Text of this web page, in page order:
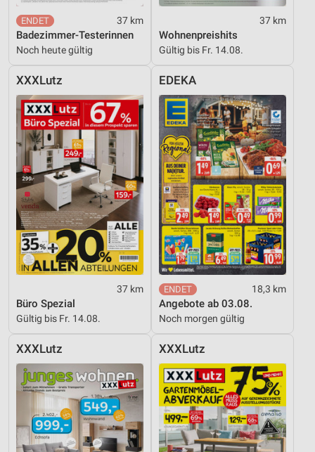
37 km
Badezimmer-Testerinnen
Noch heute gültig
37 km
Wohnenpreishits
Gültig bis Fr. 14.08.
XXXLutz
37 km
Büro Spezial
Gültig bis Fr. 14.08.
EDEKA
18,3 km
Angebote ab 03.08.
Noch morgen gültig
XXXLutz XXXLutz
Analyse von Zielgruppen durch Statistiken oder
Kombinationen von Daten aus verschiedenen
Quellen
Entwicklung und Verbesserung der Angebote
Verwendung reduzierter Daten zur Auswahl von
Inhalten
IAB-Besonderheiten:
Verwendung genauer Standortdaten
Geräte anhand von aktiv angeforderten
Informationen identifizieren
Nicht-IAB-Verarbeitungszwecke:
Notwendig
Performance
Funktional